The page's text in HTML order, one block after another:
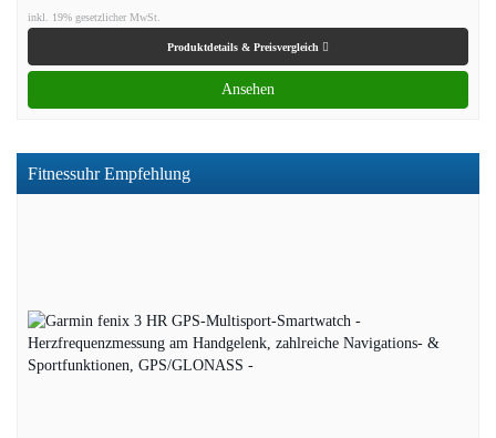
inkl. 19% gesetzlicher MwSt.
Produktdetails & Preisvergleich
Ansehen
Fitnessuhr Empfehlung